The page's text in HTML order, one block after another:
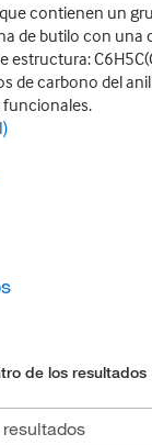
contienen un
de butilo con una
estructura:
de carbono del
de los resultados